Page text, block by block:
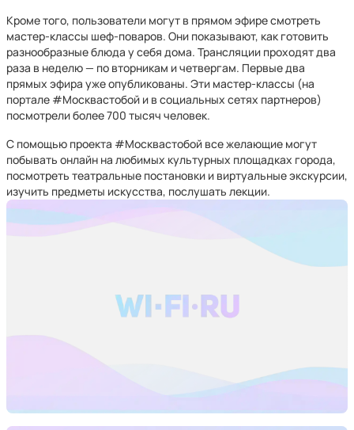
Кроме того, пользователи могут в прямом эфире смотреть
мастер-классы шеф-поваров. Они показывают, как готовить
разнообразные блюда у себя дома. Трансляции проходят два
раза в неделю — по вторникам и четвергам. Первые два
прямых эфира уже опубликованы. Эти мастер-классы (на
портале #Москвастобой и в социальных сетях партнеров)
посмотрели более 700 тысяч человек.
С помощью проекта #Москвастобой все желающие могут
побывать онлайн на любимых культурных площадках города,
посмотреть театральные постановки и виртуальные экскурсии,
изучить предметы искусства, послушать лекции.